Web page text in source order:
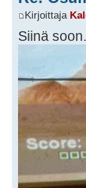
Kirjoittaja
Siinä